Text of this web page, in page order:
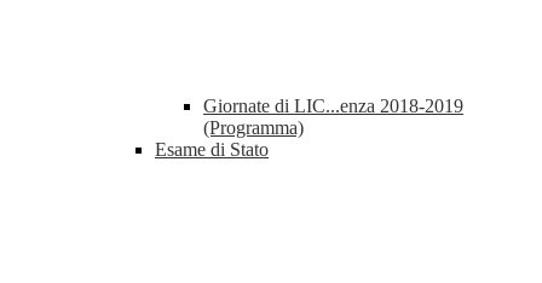
Giornate di LIC...enza 2018-2019
(Programma)
Esame di Stato